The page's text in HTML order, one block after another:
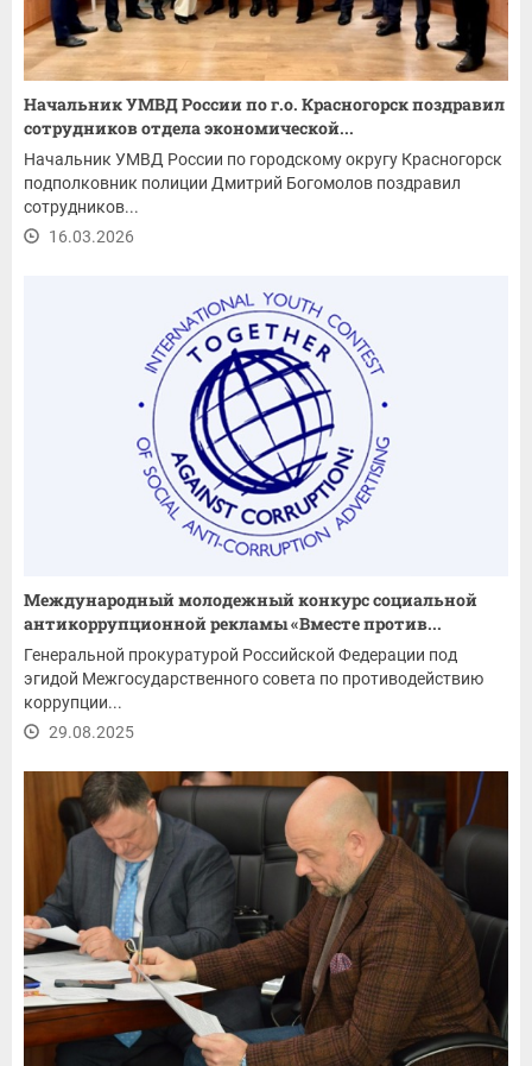
Начальник УМВД России по г.о. Красногорск поздравил
сотрудников отдела экономической...
Начальник УМВД России по городскому округу Красногорск
подполковник полиции Дмитрий Богомолов поздравил
сотрудников...
16.03.2026
Международный молодежный конкурс социальной
антикоррупционной рекламы «Вместе против...
Генеральной прокуратурой Российской Федерации под
эгидой Межгосударственного совета по противодействию
коррупции...
29.08.2025